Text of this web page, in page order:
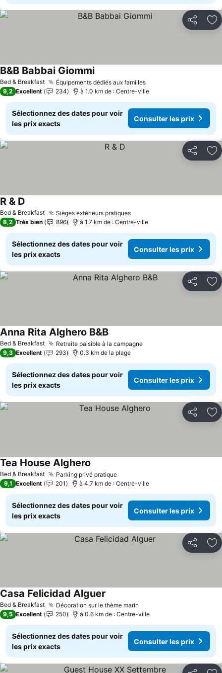
Partager
Bed & Breakfast Équipements dédiés aux familles
B&B Babbai Giommi
9,2 Excellent 234 à 1.0 km de : Centre-ville
Sélectionnez des dates pour voir
les prix exacts
Consulter les prix
Partager
Bed & Breakfast Sièges extérieurs pratiques
R & D
8,2 Très bien 896 à 1.7 km de : Centre-ville
Sélectionnez des dates pour voir
les prix exacts
Consulter les prix
Partager
Bed & Breakfast Retraite paisible à la campagne
Anna Rita Alghero B&B
9,3 Excellent 293 0.3 km de la plage
Sélectionnez des dates pour voir
les prix exacts
Consulter les prix
Partager
Bed & Breakfast Parking privé pratique
Tea House Alghero
9,1 Excellent 201 à 4.7 km de : Centre-ville
Sélectionnez des dates pour voir
les prix exacts
Consulter les prix
Partager
Bed & Breakfast Décoration sur le thème marin
Casa Felicidad Alguer
9,5 Excellent 250 à 0.6 km de : Centre-ville
Sélectionnez des dates pour voir
les prix exacts
Consulter les prix